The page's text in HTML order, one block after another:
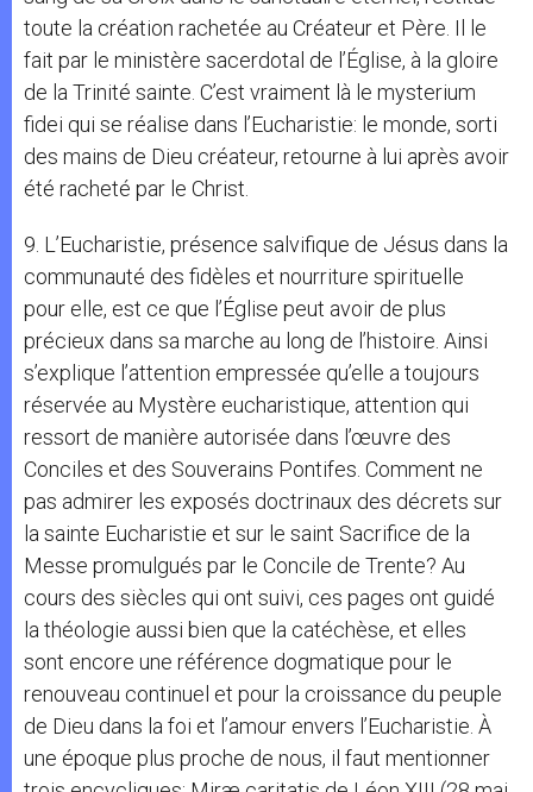
toute la création rachetée au Créateur et Père. Il le
fait par le ministère sacerdotal de l’Église, à la gloire
de la Trinité sainte. C’est vraiment là le mysterium
fidei qui se réalise dans l’Eucharistie: le monde, sorti
des mains de Dieu créateur, retourne à lui après avoir
été racheté par le Christ.
9. L’Eucharistie, présence salvifique de Jésus dans la
communauté des fidèles et nourriture spirituelle
pour elle, est ce que l’Église peut avoir de plus
précieux dans sa marche au long de l’histoire. Ainsi
s’explique l’attention empressée qu’elle a toujours
réservée au Mystère eucharistique, attention qui
ressort de manière autorisée dans l’œuvre des
Conciles et des Souverains Pontifes. Comment ne
pas admirer les exposés doctrinaux des décrets sur
la sainte Eucharistie et sur le saint Sacrifice de la
Messe promulgués par le Concile de Trente? Au
cours des siècles qui ont suivi, ces pages ont guidé
la théologie aussi bien que la catéchèse, et elles
sont encore une référence dogmatique pour le
renouveau continuel et pour la croissance du peuple
de Dieu dans la foi et l’amour envers l’Eucharistie. À
une époque plus proche de nous, il faut mentionner